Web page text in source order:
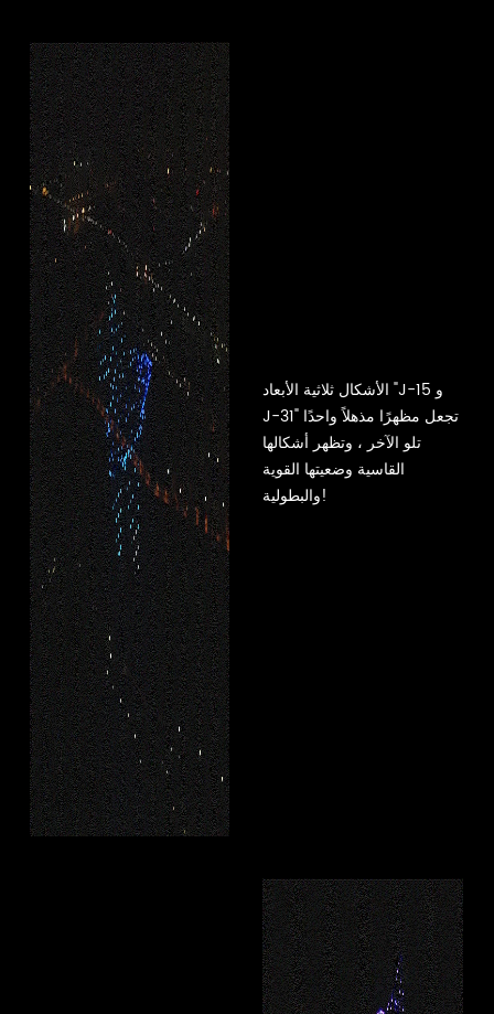
الأشكال ثلاثية الأبعاد "J-15 و
J-31" تجعل مظهرًا مذهلاً واحدًا
تلو الآخر ، وتظهر أشكالها
القاسية وضعيتها القوية
والبطولية!